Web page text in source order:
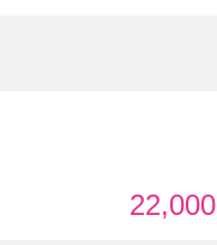
22,000